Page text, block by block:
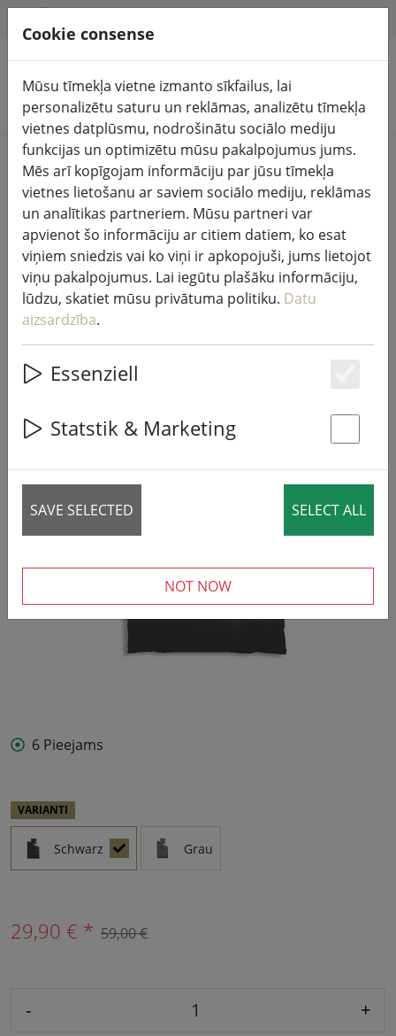
Meklēt produktus
Home %Pārdošana
Zone Denmark gultas veļa Comfetti
140x200cm / 60x63cm melna
49% DISCOUNT
6 Pieejams
VARIANTI
Schwarz Grau
29,90 € * 59,00 €
- +
Cookie consense
Mūsu tīmekļa vietne izmanto sīkfailus, lai
personalizētu saturu un reklāmas, analizētu tīmekļa
vietnes datplūsmu, nodrošinātu sociālo mediju
funkcijas un optimizētu mūsu pakalpojumus jums.
Mēs arī kopīgojam informāciju par jūsu tīmekļa
vietnes lietošanu ar saviem sociālo mediju, reklāmas
un analītikas partneriem. Mūsu partneri var
apvienot šo informāciju ar citiem datiem, ko esat
viņiem sniedzis vai ko viņi ir apkopojuši, jums lietojot
viņu pakalpojumus. Lai iegūtu plašāku informāciju,
lūdzu, skatiet mūsu privātuma politiku. Datu
aizsardzība.
Essenziell
Statstik & Marketing
SAVE SELECTED SELECT ALL
NOT NOW